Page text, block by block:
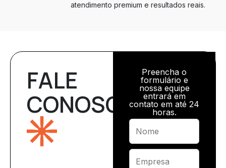
atendimento premium e resultados reais.
FALE
CONOSCO
Preencha o
formulário e
nossa equipe
entrará em
contato em até 24
horas.